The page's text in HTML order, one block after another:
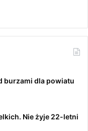
burzami dla powiatu
Nie żyje 22-letni